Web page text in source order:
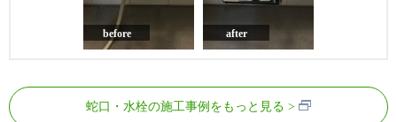
before after
蛇口・水栓の施工事例をもっと見る